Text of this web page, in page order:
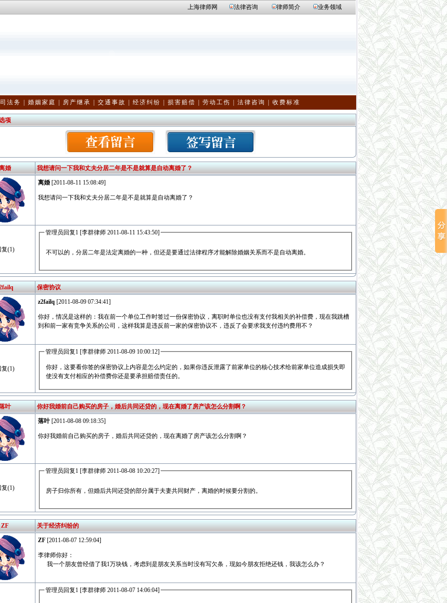
上海律师网 法律咨询 律师简介 业务领域
法务 婚姻家庭 房产继承 交通事故 经济纠纷 损害赔偿 劳动工伤 法律咨询 收费标准
项
婚 我想请问一下我和丈夫分居二年是不是就算是自动离婚了？
离婚[2011-08-11 15:08:49]
我想请问一下我和丈夫分居二年是不是就算是自动离婚了？
复(1)
管理员回复1 [李群律师 2011-08-11 15:43:50]
不可以的，分居二年是法定离婚的一种，但还是要通过法律程序才能解除婚姻关系而不是自动离婚。
保密协议
z2failq [2011-08-09 07:34:41]
你好，情况是这样的：我在前一个单位工作时签过一份保密协议，离职时单位也没有支付我相关的补偿费，现在我跳槽
到和前一家有竞争关系的公司，这样我算是违反前一家的保密协议不，违反了会要求我支付违约费用不？
复(1)
管理员回复1 [李群律师 2011-08-09 10:00:12]
你好，这要看你签的保密协议上内容是怎么约定的，如果你违反泄露了前家单位的核心技术给前家单位造成损失即
使没有支付相应的补偿费你还是要承担赔偿责任的。
叶 你好我婚前自己购买的房子，婚后共同还贷的，现在离婚了房产该怎么分割啊？
落叶[2011-08-08 09:18:35]
你好我婚前自己购买的房子，婚后共同还贷的，现在离婚了房产该怎么分割啊？
复(1)
管理员回复1 [李群律师 2011-08-08 10:20:27]
房子归你所有，但婚后共同还贷的部分属于夫妻共同财产，离婚的时候要分割的。
ZF 关于经济纠纷的
ZF[2011-08-07 12:59:04]
李律师你好：
我一个朋友曾经借了我1万块钱，考虑到是朋友关系当时没有写欠条，现如今朋友拒绝还钱，我该怎么办？
管理员回复1 [李群律师 2011-08-07 14:06:04]